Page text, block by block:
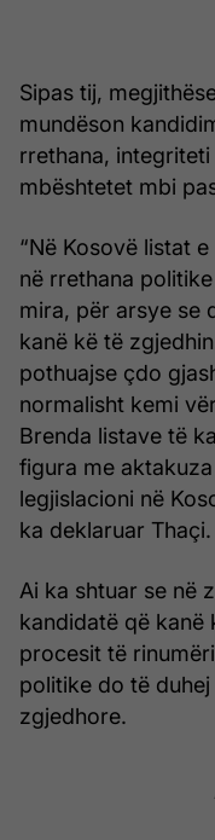
Sipas tij,
mundëson
rrethana,
mbështetet mbi
“Në Kosovë listat
në rrethana
mira, për arsye se
kanë kë të
pothuajse çdo
normalisht kemi
Brenda listave të
figura me
legjislacioni në
ka deklaruar Thaçi.
Ai ka shtuar se në
kandidatë që
procesit të
politike do të
zgjedhore.